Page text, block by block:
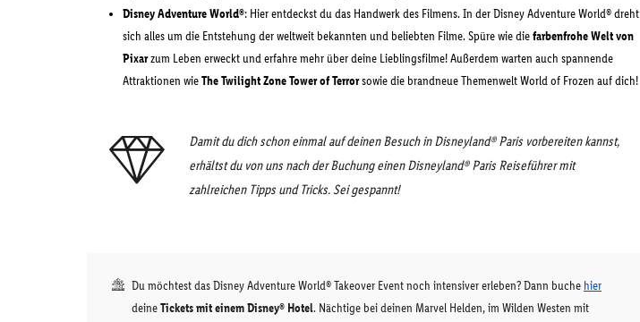
Disney Adventure World®: Hier entdeckst du das Handwerk des Filmens. In der Disney Adventure World® dreht
sich alles um die Entstehung der weltweit bekannten und beliebten Filme. Spüre wie diefarbenfrohe Welt von
Pixarzum Leben erweckt und erfahre mehr über deine Lieblingsfilme! Außerdem warten auch spannende
Attraktionen wieThe Twilight Zone Tower of Terrorsowie die brandneue Themenwelt World of Frozen auf dich!
Damit du dich schon einmal auf deinen Besuch in Disneyland® Paris vorbereiten kannst,
erhältst du von uns nach der Buchung einen Disneyland® Paris Reiseführer mit
zahlreichen Tipps und Tricks. Sei gespannt!
Du möchtest das Disney Adventure World® Takeover Event noch intensiver erleben? Dann buche hier
deineTickets mit einem Disney® Hotel. Nächtige bei deinen Marvel Helden, im Wilden Westen mit